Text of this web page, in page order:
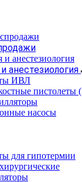
анестезиология
ИВЛ
пистолеты
насосы
для гипотермии